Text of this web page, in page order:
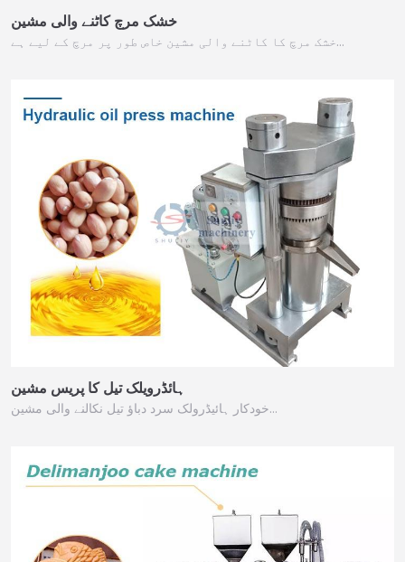
خشک مرچ کاٹنے والی مشین
خشک مرچ کا کاٹنے والی مشین خاص طور پر مرچ کے لیے ہے…
ہائڈرویلک تیل کا پریس مشین
خودکار ہائیڈرولک سرد دباؤ تیل نکالنے والی مشین…